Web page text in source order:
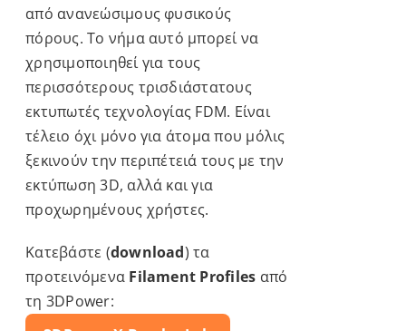
από ανανεώσιμους φυσικούς
πόρους. Το νήμα αυτό μπορεί να
χρησιμοποιηθεί για τους
περισσότερους τρισδιάστατους
εκτυπωτές τεχνολογίας FDM. Είναι
τέλειο όχι μόνο για άτομα που μόλις
ξεκινούν την περιπέτειά τους με την
εκτύπωση 3D, αλλά και για
προχωρημένους χρήστες.
Κατεβάστε (download) τα
προτεινόμενα Filament Profiles από
τη 3DPower: